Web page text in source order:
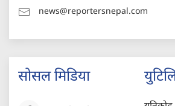
news@reportersnepal.com
सोसल मिडिया